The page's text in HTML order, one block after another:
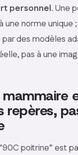
personnel. Une
une norme unique
des modèles
pas à une
mammaire
repères,
poitrine” est